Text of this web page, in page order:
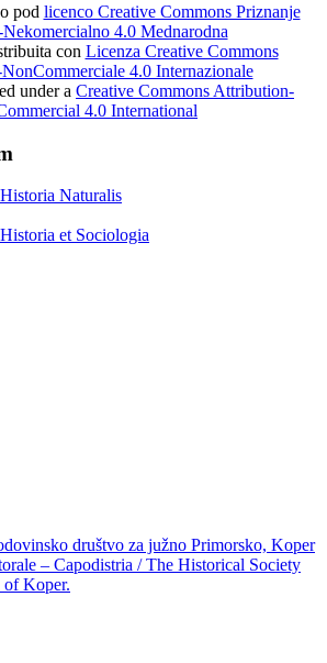
pod licenco Creative Commons Priznanje
4.0 Mednarodna
con Licenza Creative Commons
4.0 Internazionale
under a Creative Commons Attribution-
4.0 International
Naturalis
et Sociologia
društvo za južno Primorsko, Koper
– Capodistria / The Historical Society
of Koper.